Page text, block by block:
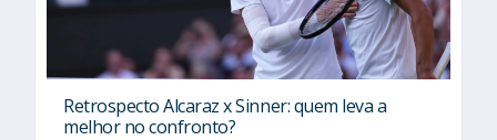
Retrospecto Alcaraz x Sinner: quem leva a
melhor no confronto?